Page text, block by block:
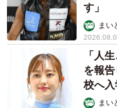
す」
まい
「人
を報
校へ入
まい